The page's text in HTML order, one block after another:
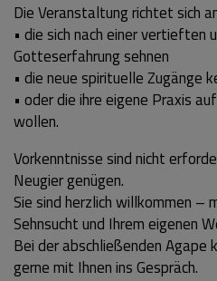
Die Veranstaltung richtet sich
• die sich nach einer vertieften
Gotteserfahrung sehnen
• die neue spirituelle Zugänge
• oder die ihre eigene Praxis
wollen.
Vorkenntnisse sind nicht
Neugier genügen.
Sie sind herzlich willkommen –
Sehnsucht und Ihrem eigenen
Bei der abschließenden Agape
gerne mit Ihnen ins Gespräch.